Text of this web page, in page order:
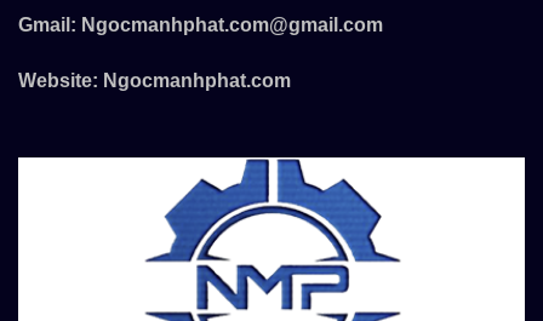
Gmail: Ngocmanhphat.com@gmail.com
Website: Ngocmanhphat.com